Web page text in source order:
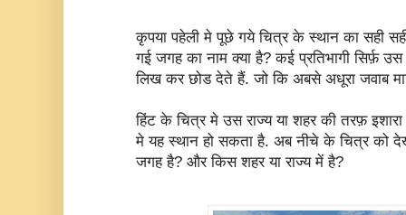
कृपया पहेली मे पूछे गये चित्र के स्थान का सही
गई जगह का नाम क्या है? कई प्रतिभागी सिर्फ़ उस
लिख कर छोड देते हैं. जो कि अबसे अधूरा जवाब
हिंट के चित्र मे उस राज्य या शहर की तरफ़
मे यह स्थान हो सकता है. अब नीचे के चित्र को
जगह है? और किस शहर या राज्य में है?